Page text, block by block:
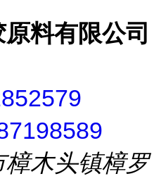
料有限公司
木头镇樟罗